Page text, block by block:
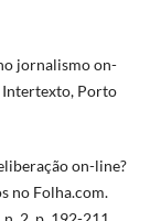
jornalismo on-
Intertexto, Porto
on-line?
no Folha.com.